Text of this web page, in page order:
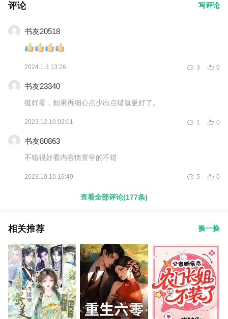
评论 写评论
书友20518
2024.1.3 13:26 0
3
书友23340
挺好看，如果再细心点少出点错就更好了。
2023.12.10 02:01 0
1
书友80863
不错很好看内容情景学的不错
2023.10.10 16:49 0
5
查看全部评论(177条)
相关推荐 换一换